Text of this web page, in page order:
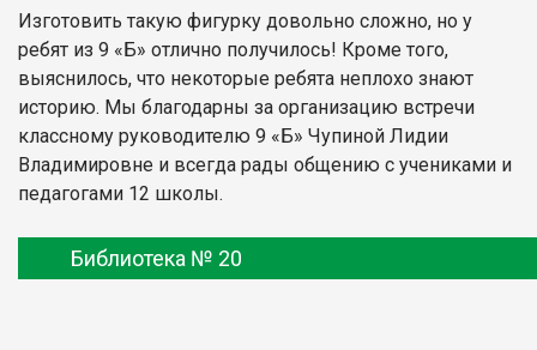
Изготовить такую фигурку довольно сложно, но у
ребят из 9 «Б» отлично получилось! Кроме того,
выяснилось, что некоторые ребята неплохо знают
историю. Мы благодарны за организацию встречи
классному руководителю 9 «Б» Чупиной Лидии
Владимировне и всегда рады общению с учениками и
педагогами 12 школы.
Библиотека № 20